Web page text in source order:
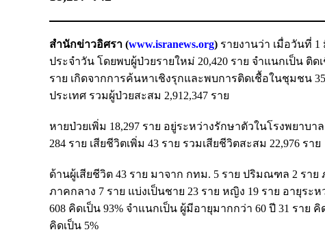
สำนักข่าวอิศรา (www.isranews.org) รายงานว่า เมื่อวันที่
ประจำวัน โดยพบผู้ป่วยรายใหม่ 20,420 ราย จำแนกเป็น ติด
ราย เกิดจากการค้นหาเชิงรุกและพบการติดเชื้อในชุมชน
ประเทศ รวมผู้ป่วยสะสม 2,912,347 ราย
หายป่วยเพิ่ม 18,297 ราย อยู่ระหว่างรักษาตัวในโรงพยาบ
284 ราย เสียชีวิตเพิ่ม 43 ราย รวมเสียชีวิตสะสม 22,976 ราย
ด้านผู้เสียชีวิต 43 ราย มาจาก กทม. 5 ราย ปริมณฑล 2 ราย
ภาคกลาง 7 ราย แบ่งเป็นชาย 23 ราย หญิง 19 ราย อายุร
608 คิดเป็น 93% จำแนกเป็น ผู้มีอายุมากกว่า 60 ปี 31 ราย
คิดเป็น 5%